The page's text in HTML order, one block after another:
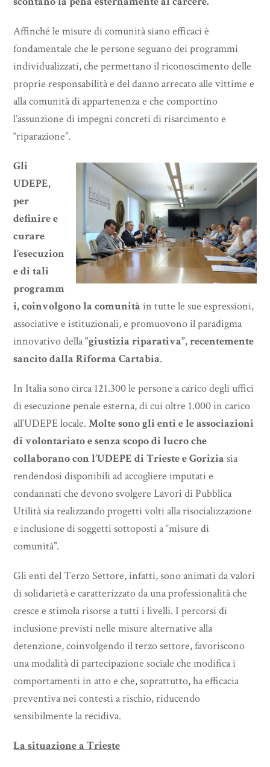
Affinché le misure di comunità siano efficaci è
fondamentale che le persone seguano dei programmi
individualizzati, che permettano il riconoscimento delle
proprie responsabilità e del danno arrecato alle vittime e
alla comunità di appartenenza e che comportino
l’assunzione di impegni concreti di risarcimento e
“riparazione”.
Gli
UDEPE,
per
definire e
curare
l’esecuzion
e di tali
programm
i, coinvolgono la comunità in tutte le sue espressioni,
associative e istituzionali, e promuovono il paradigma
innovativo della“giustizia riparativa”, recentemente
sancito dalla Riforma Cartabia.
In Italia sono circa 121.300 le persone a carico degli uffici
di esecuzione penale esterna, di cui oltre 1.000 in carico
all’UDEPE locale.Molte sono gli enti e le associazioni
di volontariato e senza scopo di lucro che
collaborano con l’UDEPE di Trieste e Gorizia sia
rendendosi disponibili ad accogliere imputati e
condannati che devono svolgere Lavori di Pubblica
Utilità sia realizzando progetti volti alla risocializzazione
e inclusione di soggetti sottoposti a “misure di
comunità”.
Gli enti del Terzo Settore, infatti, sono animati da valori
di solidarietà e caratterizzato da una professionalità che
cresce e stimola risorse a tutti i livelli. I percorsi di
inclusione previsti nelle misure alternative alla
detenzione, coinvolgendo il terzo settore, favoriscono
una modalità di partecipazione sociale che modifica i
comportamenti in atto e che, soprattutto, ha efficacia
preventiva nei contesti a rischio, riducendo
sensibilmente la recidiva.
La situazione a Trieste